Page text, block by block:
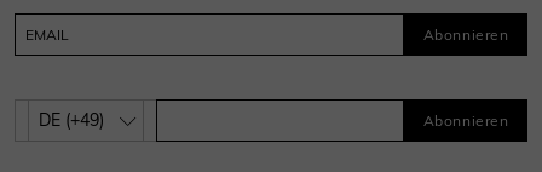
Abonnieren
Abonnieren